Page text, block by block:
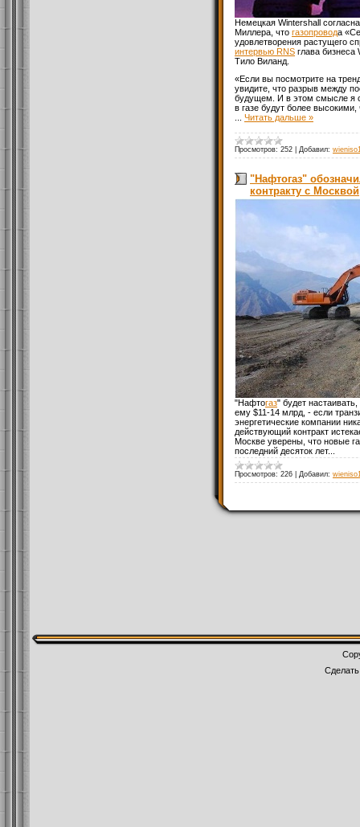
Немецкая Wintershall
Миллера, что газопровода
удовлетворения растущего
интервью RNS глава
Тило Виланд.
«Если вы посмотрите на
увидите, что разрыв между
будущем. И в этом смысле я
в газе будут более
Читать дальше »
Просмотров: 252 Добавил:
"Нафтогаз"
контракту с Москвой
"Нафтогаз" будет
ему $11-14 млрд, - если
энергетические компании
действующий контракт
Москве уверены, что новые
последний десяток лет...
Просмотров: 226 Добавил: